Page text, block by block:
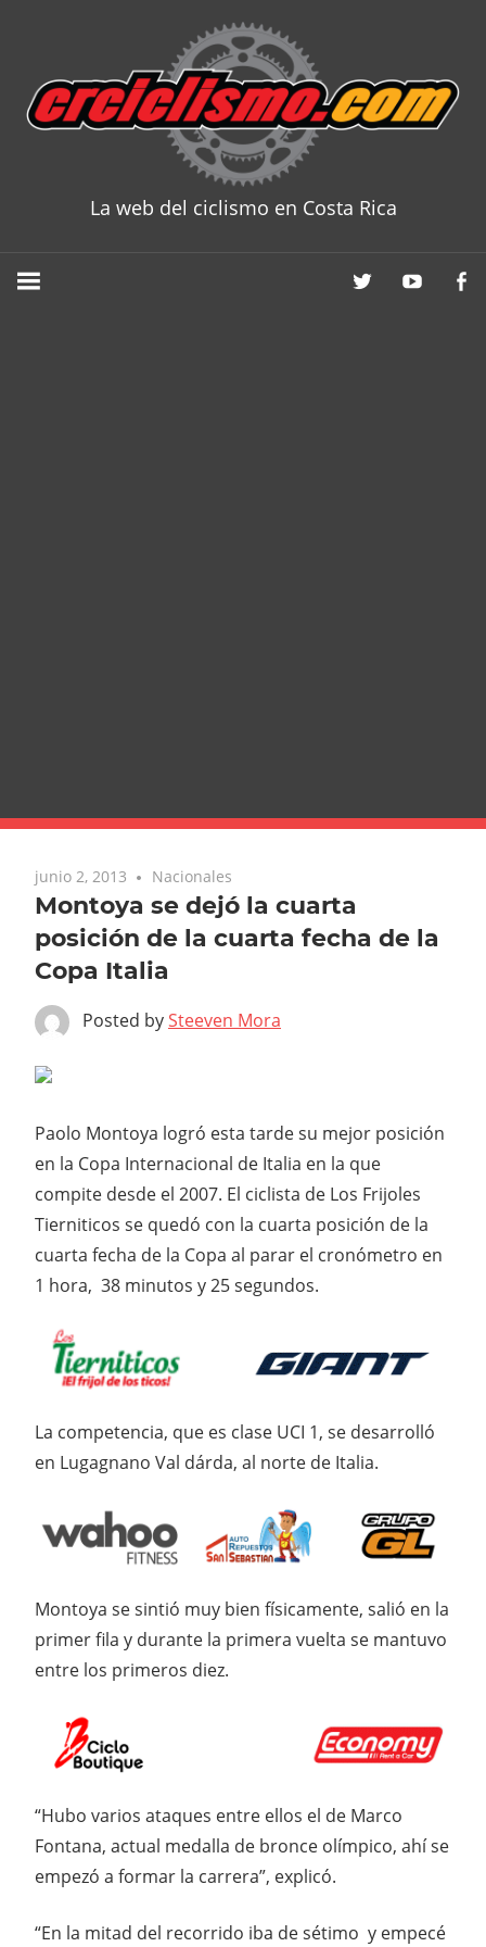
content
La web del ciclismo en Costa Rica
junio 2, 2013 Nacionales
Montoya se dejó la cuarta
posición de la cuarta fecha de la
Copa Italia
Posted bySteeven Mora
Paolo Montoya logró esta tarde su mejor posición
en la Copa Internacional de Italia en la que
compite desde el 2007. El ciclista de Los Frijoles
Tierniticos se quedó con la cuarta posición de la
cuarta fecha de la Copa al parar el cronómetro en
1 hora, 38 minutos y 25 segundos.
La competencia, que es clase UCI 1, se desarrolló
en Lugagnano Val dárda, al norte de Italia.
Montoya se sintió muy bien físicamente, salió en la
primer fila y durante la primera vuelta se mantuvo
entre los primeros diez.
“Hubo varios ataques entre ellos el de Marco
Fontana, actual medalla de bronce olímpico, ahí se
empezó a formar la carrera”, explicó.
“En la mitad del recorrido iba de sétimo y empecé